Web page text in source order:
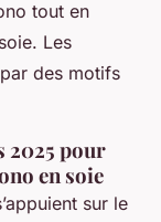
tout en
Les
des motifs
2025 pour
en soie
sur le